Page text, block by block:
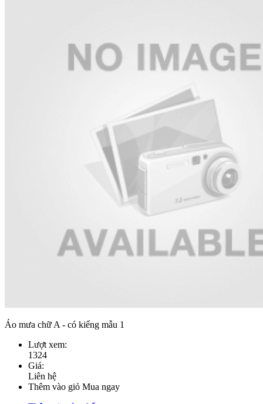
Áo mưa chữ A - có kiếng mẫu 1
Lượt xem:
1324
Giá:
Liên hệ
Thêm vào giỏ Mua ngay